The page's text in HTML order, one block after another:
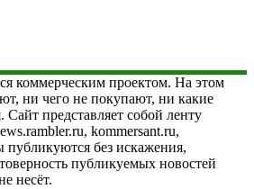
коммерческим проектом. На этом
ни чего не покупают, ни какие
Сайт представляет собой ленту
kommersant.ru,
без искажения,
публикуемых новостей
несёт.